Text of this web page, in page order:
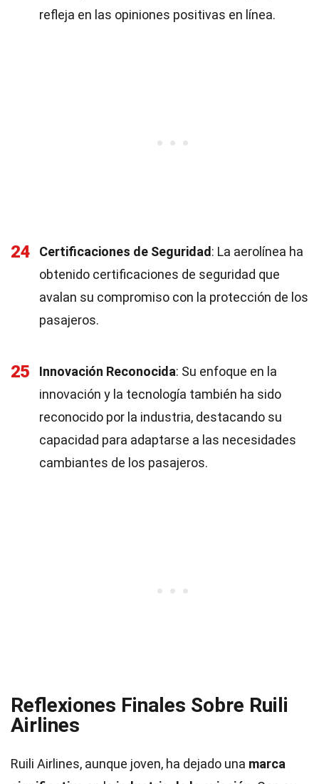
refleja en las opiniones positivas en línea.
24 Certificaciones de Seguridad : La aerolínea ha
obtenido certificaciones de seguridad que
avalan su compromiso con la protección de los
pasajeros.
25 Innovación Reconocida: Su enfoque en la
innovación y la tecnología también ha sido
reconocido por la industria, destacando su
capacidad para adaptarse a las necesidades
cambiantes de los pasajeros.
Reflexiones Finales Sobre Ruili
Airlines
Ruili Airlines, aunque joven, ha dejado una marca